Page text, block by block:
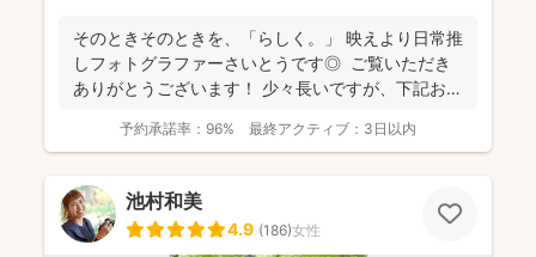
そのときそのときを、「らしく。」 映えより日常推
しフォトグラファーさいとうです◎ ご覧いただき
ありがとうございます！ 少々長いですが、下記お読
予約承諾率： 96% 最終アクティブ： 3日以内
池村和美
4.9 (186)女性